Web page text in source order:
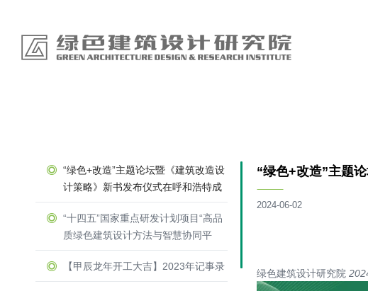
“绿色+改造”主题论坛暨《建筑改造设
计策略》新书发布仪式在呼和浩特成
功举办
“十四五”国家重点研发计划项目“高品
质绿色建筑设计方法与智慧协同平
台”召开示范工程论证会
【甲辰龙年开工大吉】2023年记事录
“绿色+改造”主题
2024-06-02
绿色建筑设计研究院